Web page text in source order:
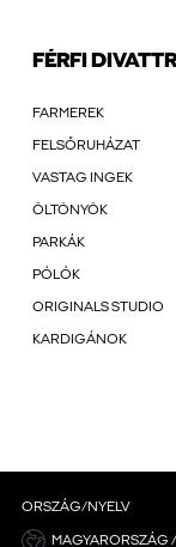
FÉRFI
FARMEREK
FELSŐRUHÁZAT
VASTAG INGEK
ÖLTÖNYÖK
PARKÁK
PÓLÓK
ORIGINALS STUDIO
KARDIGÁNOK
ORSZÁG/NYELV
MAGYARORSZÁG